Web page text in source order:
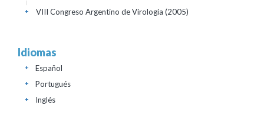
VIII Congreso Argentino de Virologia (2005)
+
Idiomas
Español
+
Portugués
+
Inglés
+